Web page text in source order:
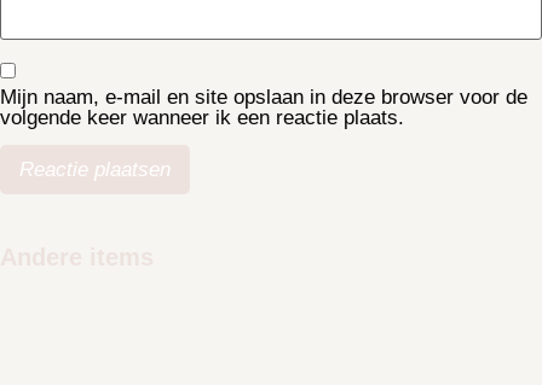
Mijn naam, e-mail en site opslaan in deze browser voor de
volgende keer wanneer ik een reactie plaats.